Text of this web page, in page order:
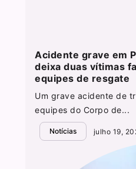
Acidente grave em
deixa duas vítimas
equipes de resgate
Um grave acidente de
equipes do Corpo de...
Notícias julho 19,